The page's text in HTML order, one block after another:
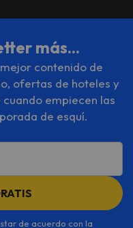
más...
contenido de
ofertas de hoteles y
empiecen las
de esquí.
de acuerdo con la